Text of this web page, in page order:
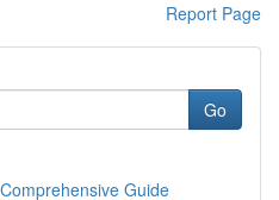
Report Page
Go
Guide